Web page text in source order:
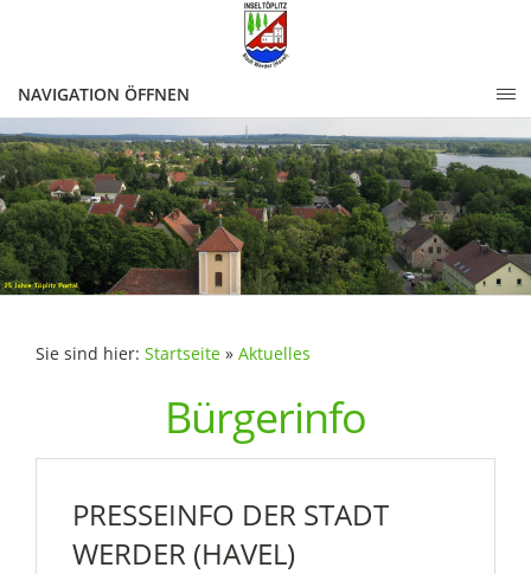
NAVIGATION ÖFFNEN
Sie sind hier: Startseite » Aktuelles
Bürgerinfo
PRESSEINFO DER STADT
WERDER (HAVEL)